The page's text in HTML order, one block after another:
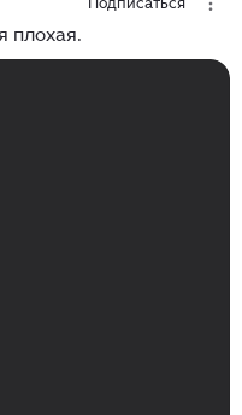
плохая.